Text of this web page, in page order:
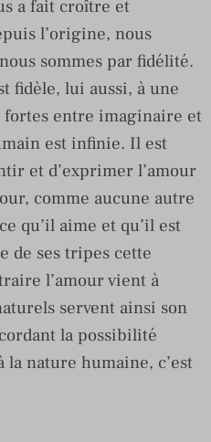
a fait croître et
l’origine, nous
sommes par fidélité.
fidèle, lui aussi, à une
entre imaginaire et
est infinie. Il est
et d’exprimer l’amour
comme aucune autre
qu’il aime et qu’il est
de ses tripes cette
l’amour vient à
servent ainsi son
la possibilité
la nature humaine, c’est